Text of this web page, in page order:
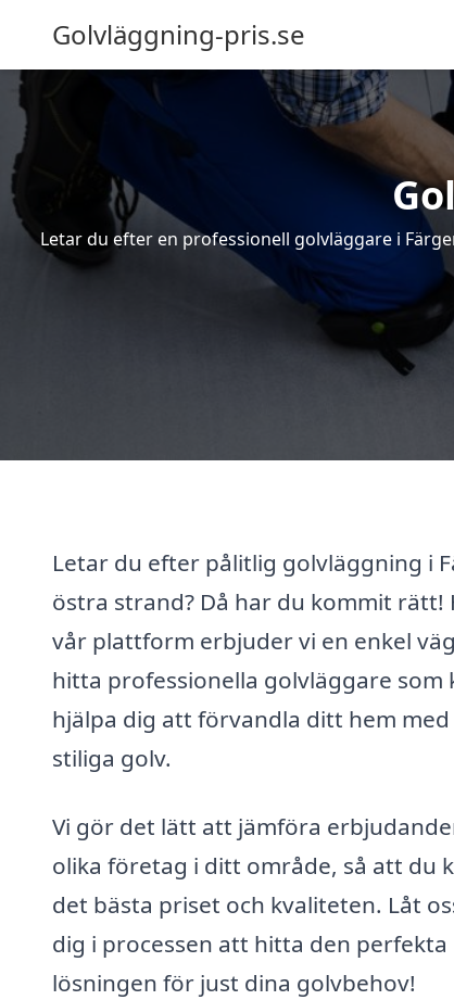
Golvläggning-pris.se
Letar du efter en professionell golvläggare i
Letar du efter pålitlig golvläggning i
östra strand? Då har du kommit rätt!
vår plattform erbjuder vi en enkel
hitta professionella golvläggare som
hjälpa dig att förvandla ditt hem med
stiliga golv.
Vi gör det lätt att jämföra
olika företag i ditt område, så att du
det bästa priset och kvaliteten. Låt
dig i processen att hitta den perfekta
lösningen för just dina golvbehov!